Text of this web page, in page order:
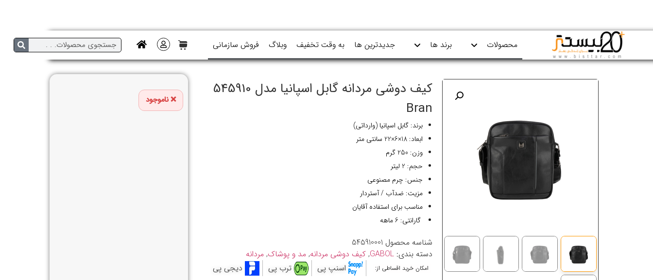
محصولات برند ها جدیدترین ها به وقت تخفیف وبلاگ فروش سازمانی
کیف دوشی مردانه گابل اسپانیا مدل 545910
Bran
برند: گابل اسپانیا (وارداتی)
ابعاد: 18×6×22 سانتی متر
وزن: 250 گرم
حجم: 2 لیتر
جنس: چرم مصنوعی
مزیت: ضدآب / آستردار
مناسب برای استفاده آقایان
گارانتی: 6 ماهه
شناسه محصول 545910001
دسته بندی: GABOL
, کیف دوشی مردانه, مد و پوشاک, مردانه
امکان خرید اقساطی از: اسنپ پی ترب پی دیجی پی
ناموجود